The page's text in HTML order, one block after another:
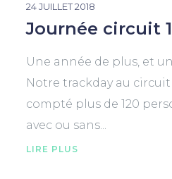
24 JUILLET 2018
Journée circuit
Une année de plus, et
Notre trackday au
compté plus de 120
avec ou sans...
LIRE PLUS